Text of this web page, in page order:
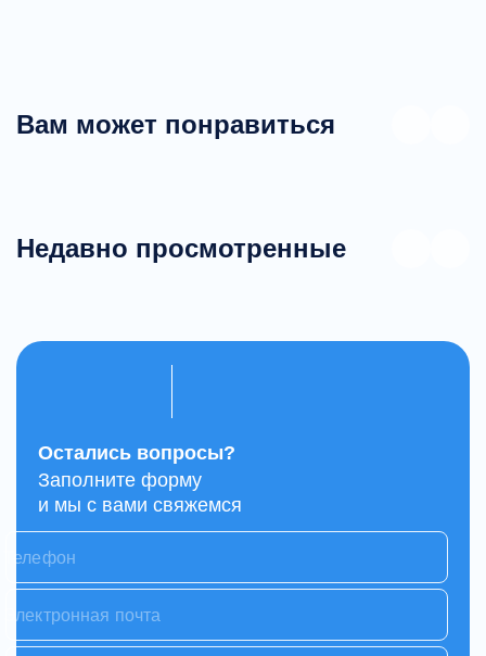
Вам может понравиться
Недавно просмотренные
Остались вопросы?
Заполните форму
и мы с вами свяжемся